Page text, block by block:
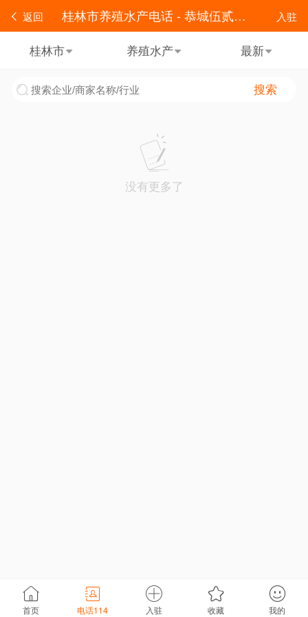
返回 入驻
桂林市养殖水产电话 - 恭城伍贰零便民
桂林市 养殖水产 最新
搜索
没有更多了
首页 电话114 入驻 收藏 我的